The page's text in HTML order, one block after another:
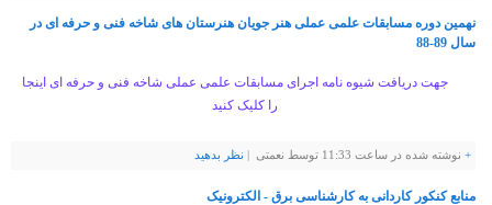
نهمین دوره مسابقات علمی عملی هنر جویان هنرستان های شاخه فنی و حرفه ای در
سال 89-88
جهت دریافت شیوه نامه اجرای مسابقات علمی عملی شاخه فنی و حرفه ای اینجا
را کلیک کنید
+ نوشته شده در ساعت 11:33 توسط نعمتی | نظر بدهيد
منابع کنکور کاردانی به کارشناسی برق - الکترونیک